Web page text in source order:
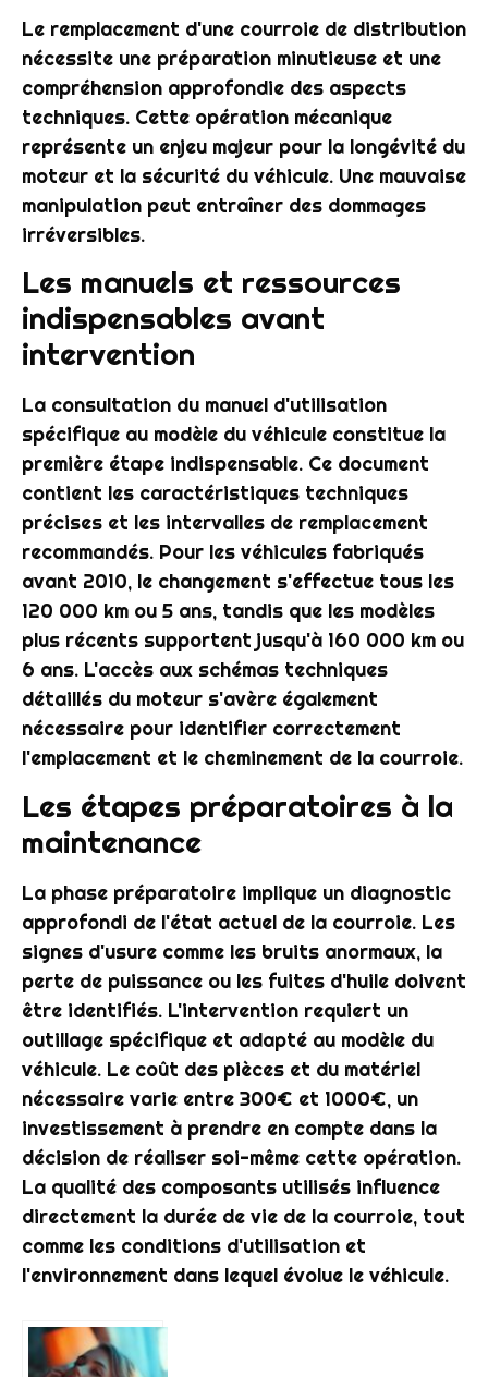
Le remplacement d'une courroie de distribution
nécessite une préparation minutieuse et une
compréhension approfondie des aspects
techniques. Cette opération mécanique
représente un enjeu majeur pour la longévité du
moteur et la sécurité du véhicule. Une mauvaise
manipulation peut entraîner des dommages
irréversibles.
Les manuels et ressources
indispensables avant
intervention
La consultation du manuel d'utilisation
spécifique au modèle du véhicule constitue la
première étape indispensable. Ce document
contient les caractéristiques techniques
précises et les intervalles de remplacement
recommandés. Pour les véhicules fabriqués
avant 2010, le changement s'effectue tous les
120 000 km ou 5 ans, tandis que les modèles
plus récents supportent jusqu'à 160 000 km ou
6 ans. L'accès aux schémas techniques
détaillés du moteur s'avère également
nécessaire pour identifier correctement
l'emplacement et le cheminement de la courroie.
Les étapes préparatoires à la
maintenance
La phase préparatoire implique un diagnostic
approfondi de l'état actuel de la courroie. Les
signes d'usure comme les bruits anormaux, la
perte de puissance ou les fuites d'huile doivent
être identifiés. L'intervention requiert un
outillage spécifique et adapté au modèle du
véhicule. Le coût des pièces et du matériel
nécessaire varie entre 300€ et 1000€, un
investissement à prendre en compte dans la
décision de réaliser soi-même cette opération.
La qualité des composants utilisés influence
directement la durée de vie de la courroie, tout
comme les conditions d'utilisation et
l'environnement dans lequel évolue le véhicule.